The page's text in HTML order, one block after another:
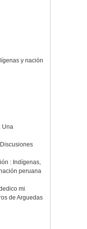
y nación
Una
: Indígenas,
peruana
mi
de Arguedas